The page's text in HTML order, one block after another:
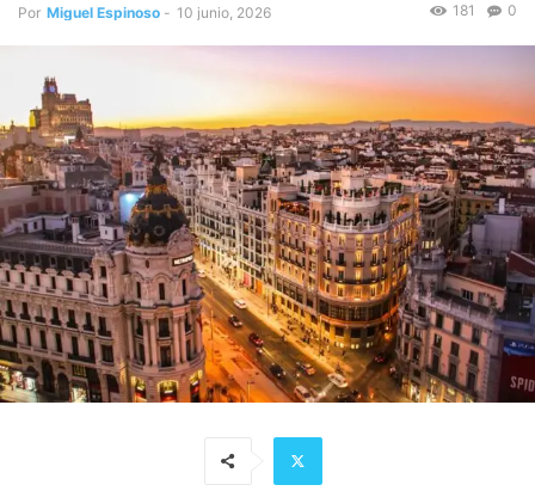
Por Miguel Espinoso - 10 junio, 2026 0
181